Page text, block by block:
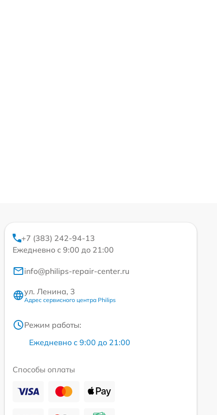
+7 (383) 242-94-13
Ежедневно с 9:00 до 21:00
info@philips-repair-center.ru
ул. Ленина, 3
Адрес сервисного центра Philips
Режим работы:
Ежедневно с 9:00 до 21:00
Способы оплаты